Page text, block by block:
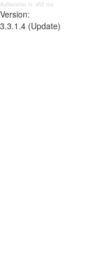
Aufbereitet in: 452 ms;
Version:
3.3.1.4 (Update)